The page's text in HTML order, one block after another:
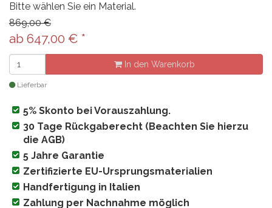
Bitte wählen Sie ein Material.
869,00 €
ab 647,00 € *
In den Warenkorb
Lieferbar
5% Skonto bei Vorauszahlung.
30 Tage Rückgaberecht (Beachten Sie hierzu
die AGB)
5 Jahre Garantie
Zertifizierte EU-Ursprungsmaterialien
Handfertigung in Italien
Zahlung per Nachnahme möglich